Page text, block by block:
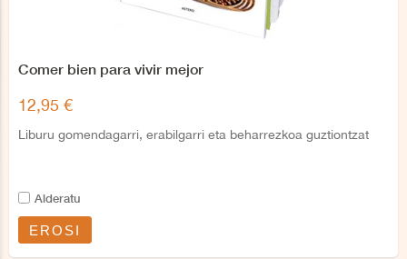
Comer bien para vivir mejor
12,95 €
Liburu gomendagarri, erabilgarri eta beharrezkoa guztiontzat
Alderatu
EROSI